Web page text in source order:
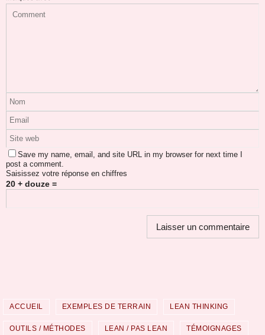
Save my name, email, and site URL in my browser for next time I
post a comment.
Saisissez votre réponse en chiffres
20 + douze =
ACCUEIL EXEMPLES DE TERRAIN LEAN THINKING
OUTILS / MÉTHODES LEAN / PAS LEAN TÉMOIGNAGES